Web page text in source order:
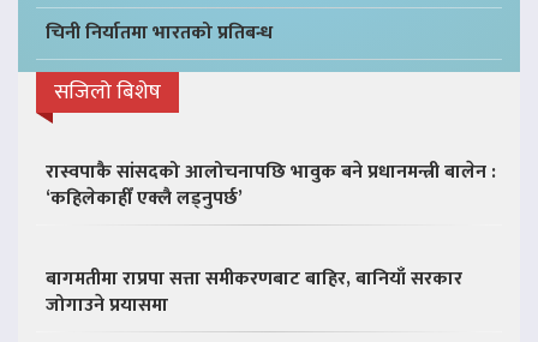
चिनी निर्यातमा भारतको प्रतिबन्ध
सजिलो बिशेष
रास्वपाकै सांसदको आलोचनापछि भावुक बने प्रधानमन्त्री बालेन :
‘कहिलेकाहीँ एक्लै लड्नुपर्छ’
बागमतीमा राप्रपा सत्ता समीकरणबाट बाहिर, बानियाँ सरकार
जोगाउने प्रयासमा